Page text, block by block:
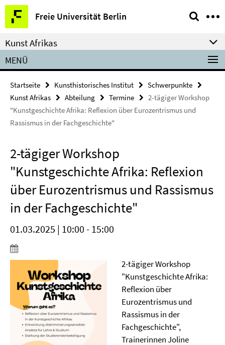
Springe
direkt
zu
Inhalt
Freie Universität Berlin
Service-
Navigation
Kunst Afrikas
MENÜ
Startseite Kunsthistorisches Institut
Schwerpunkte
Kunst Afrikas
Abteilung Termine
2-tägiger Workshop
"Kunstgeschichte Afrika: Reflexion über Eurozentrismus und
Rassismus in der Fachgeschichte"
2-tägiger Workshop
"Kunstgeschichte Afrika: Reflexion
über Eurozentrismus und Rassismus
in der Fachgeschichte"
01.03.2025 | 10:00 - 15:00
2-tägiger Workshop
"Kunstgeschichte Afrika:
Reflexion über
Eurozentrismus und
Rassismus in der
Fachgeschichte",
Trainerinnen Joline